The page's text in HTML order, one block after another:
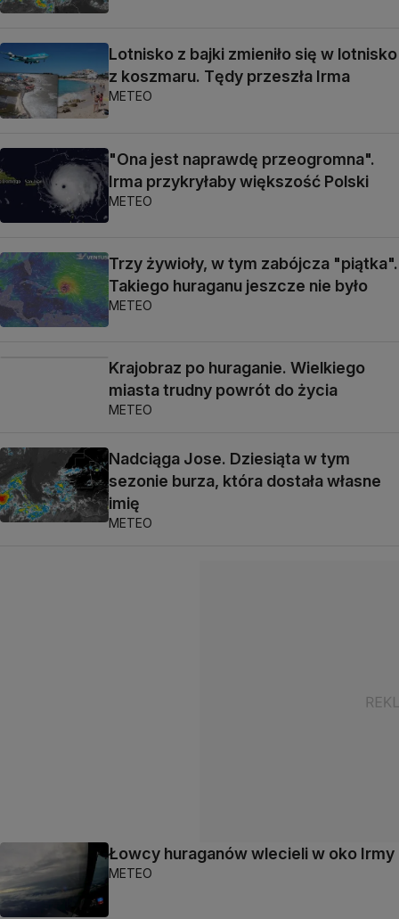
Lotnisko z bajki zmieniło się w lotnisko
z koszmaru. Tędy przeszła Irma
METEO
"Ona jest naprawdę przeogromna".
Irma przykryłaby większość Polski
METEO
Trzy żywioły, w tym zabójcza "piątka".
Takiego huraganu jeszcze nie było
METEO
Krajobraz po huraganie. Wielkiego
miasta trudny powrót do życia
METEO
Nadciąga Jose. Dziesiąta w tym
sezonie burza, która dostała własne
imię
METEO
Łowcy huraganów wlecieli w oko Irmy
METEO